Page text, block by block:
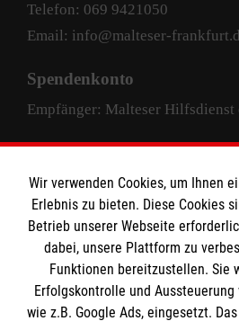
Telefon: 069 9421050
Email: info@malteser-
Spendenkonto
Empfänger: Malteser Hilfsdienst
IBAN: DE63 3706 0193 4004
BIC: GENODED1PAX
Wir verwenden Cookies, um Ihnen
Erlebnis zu bieten. Diese Cookies
Betrieb unserer Webseite
dabei, unsere Plattform zu
Funktionen bereitzustellen. Sie
Erfolgskontrolle und Aussteuerung
wie z.B. Google Ads, eingesetzt.